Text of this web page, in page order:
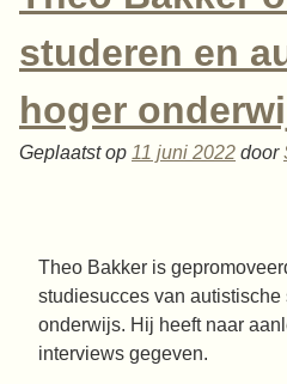
studeren en
hoger
Geplaatst op 11 juni 2022 door
Theo Bakker is
studiesucces van
onderwijs. Hij heeft naar
interviews gegeven.